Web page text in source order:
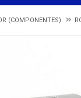
(COMPONENTES)